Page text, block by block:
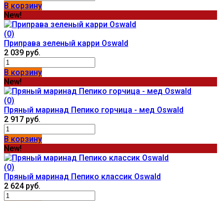
В корзину
New!
(0)
Приправа зеленый карри Oswald
2 039 руб.
В корзину
New!
(0)
Пряный маринад Пепико горчица - мед Oswald
2 917 руб.
В корзину
New!
(0)
Пряный маринад Пепико классик Oswald
2 624 руб.